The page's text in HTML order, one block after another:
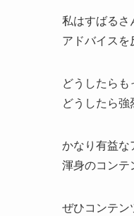
私はすばるさ
アドバイスを
どうしたらも
どうしたら強
かなり有益な
渾身のコンテ
ぜひコンテン